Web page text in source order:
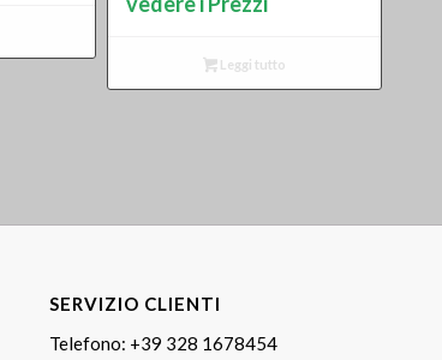
Leggi tutto
SERVIZIO CLIENTI
Telefono: +39 328 1678454